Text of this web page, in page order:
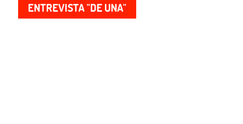
ENTREVISTA "DE UNA"